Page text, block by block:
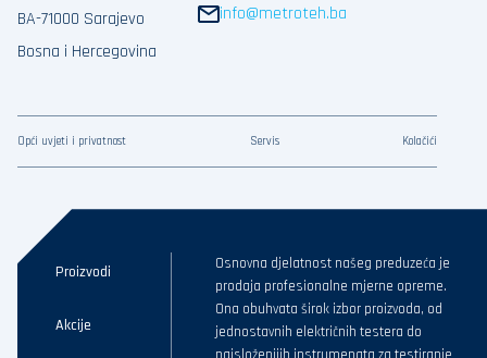
BA-71000 Sarajevo
Bosna i Hercegovina
info@metroteh.ba
Opći uvjeti i privatnost Servis Kolačići
Proizvodi
Akcije
Osnovna djelatnost našeg preduzeća je
prodaja profesionalne mjerne opreme.
Ona obuhvata širok izbor proizvoda, od
jednostavnih električnih testera do